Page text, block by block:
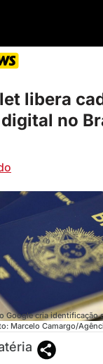
libera
no
Google cria identificação
Marcelo Camargo/